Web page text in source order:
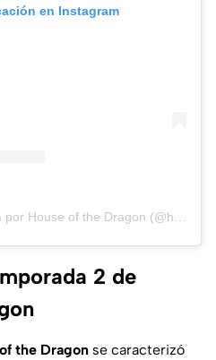
en Instagram
2 de
the Dragon se caracterizó